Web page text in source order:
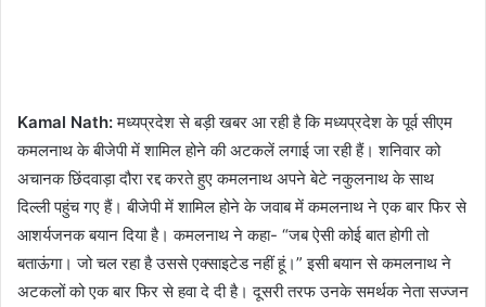
Kamal Nath:मध्यप्रदेश से बड़ी खबर आ रही है कि मध्यप्रदेश के पूर्व सीएम
कमलनाथ के बीजेपी में शामिल होने की अटकलें लगाई जा रही हैं। शनिवार को
अचानक छिंदवाड़ा दौरा रद्द करते हुए कमलनाथ अपने बेटे नकुलनाथ के साथ
दिल्ली पहुंच गए हैं। बीजेपी में शामिल होने के जवाब में कमलनाथ ने एक बार फिर से
आशर्यजनक बयान दिया है। कमलनाथ ने कहा- “जब ऐसी कोई बात होगी तो
बताऊंगा। जो चल रहा है उससे एक्साइटेड नहीं हूं।” इसी बयान से कमलनाथ ने
अटकलों को एक बार फिर से हवा दे दी है। दूसरी तरफ उनके समर्थक नेता सज्जन